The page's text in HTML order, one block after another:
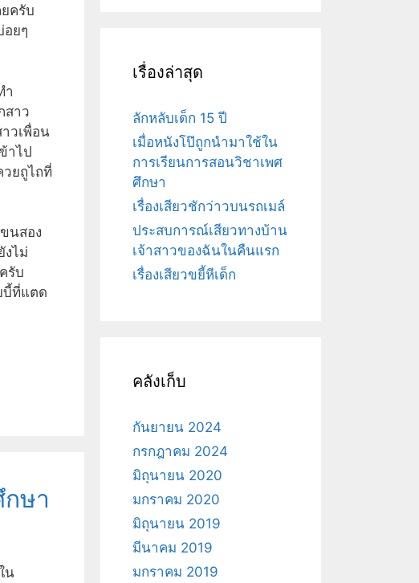
ครับ
ยๆ
ำ
สาว
วเพื่อน
าไป
ยถูไถที่
นสอง
งไม่
รับ
บี้ที่แตด
ษา
น
เรื่องล่าสุด
ลักหลับเด็ก 15 ปี
เมื่อหนังโป๊ถูกนำมาใช้ใน
การเรียนการสอนวิชาเพศ
ศึกษา
เรื่องเสียวชักว่าวบนรถเมล์
ประสบการณ์เสียวทางบ้าน
เจ้าสาวของฉันในคืนแรก
เรื่องเสียวขยี้หีเด็ก
คลังเก็บ
กันยายน 2024
กรกฎาคม 2024
มิถุนายน 2020
มกราคม 2020
มิถุนายน 2019
มีนาคม 2019
มกราคม 2019